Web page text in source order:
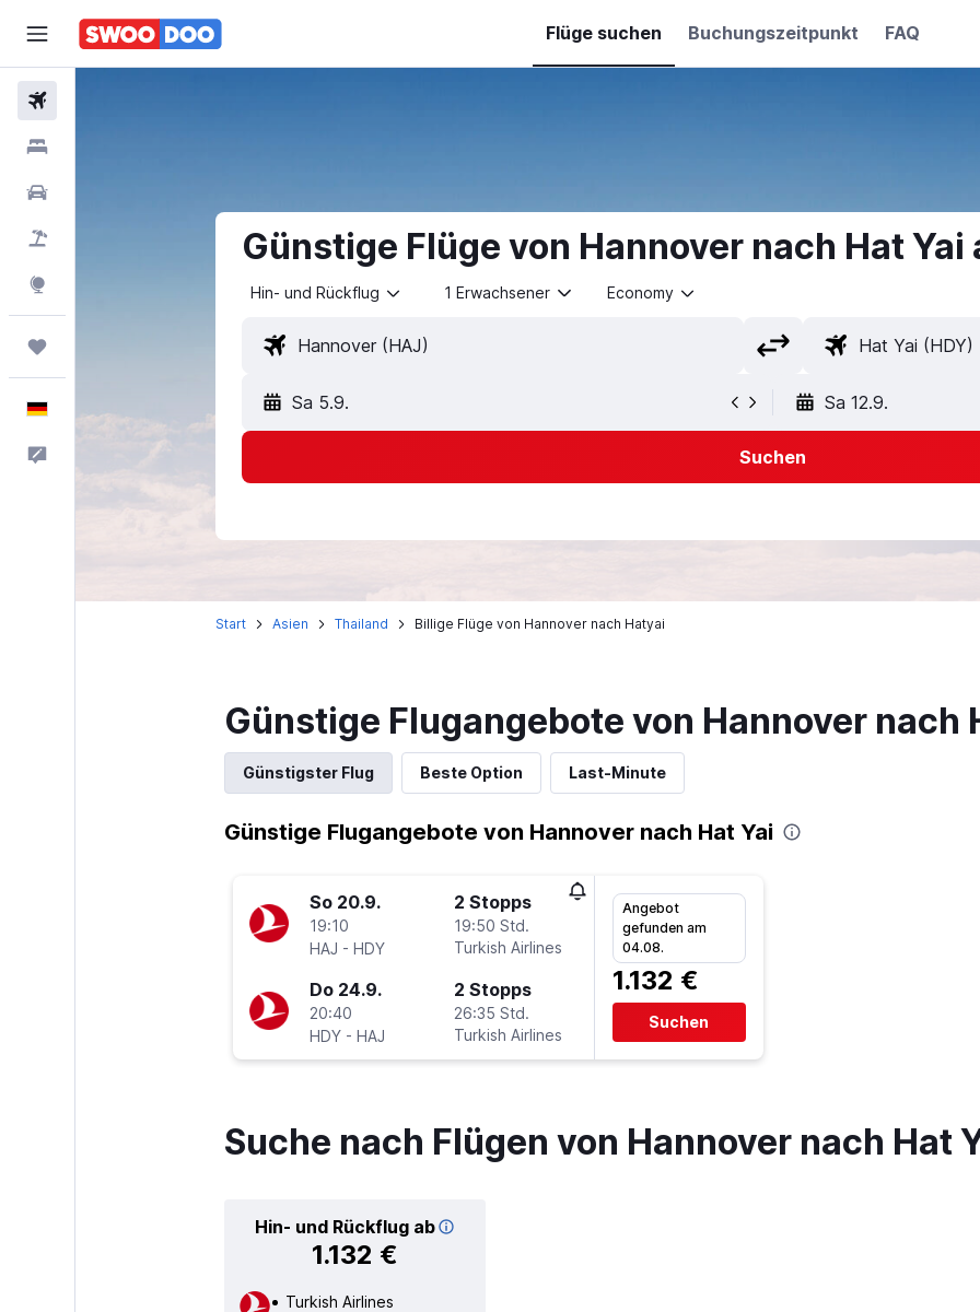
Flüge suchen Buchungszeitpunkt FAQ
Günstige Flüge von Hannover nach Hat Yai
Hin- und Rückflug 1 Erwachsener Economy
Sa 5.9. Sa 12.9.
Suchen
Start Asien Thailand Billige Flüge von Hannover nach Hatyai
Günstige Flugangebote von Hannover nach
Günstigster Flug Beste Option Last-Minute
Günstige Flugangebote von Hannover nach Hat Yai
So 20.9.
19:10
HAJ - HDY
2 Stopps
19:50 Std.
Turkish Airlines
Do 24.9.
20:40
HDY- HAJ
2 Stopps
26:35 Std.
Turkish Airlines
Angebot
gefunden am
04.08.
1.132 €
Suchen
Suche nach Flügen von Hannover nach Hat
Hin- und Rückflug ab
1.132 €
Turkish Airlines